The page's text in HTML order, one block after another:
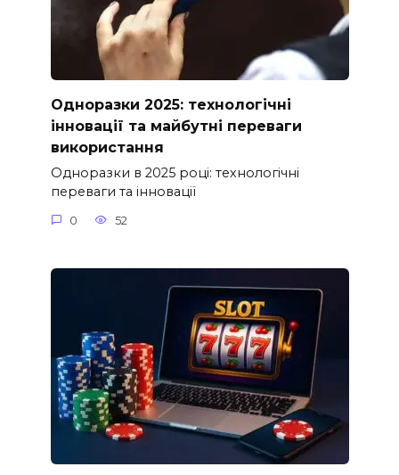
Одноразки 2025: технологічні
інновації та майбутні переваги
використання
Одноразки в 2025 році: технологічні
переваги та інновації
0 52